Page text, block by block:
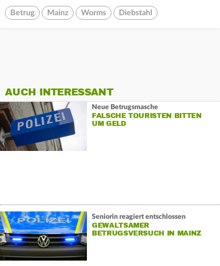
Betrug Mainz Worms Diebstahl
AUCH INTERESSANT
Neue Betrugsmasche
FALSCHE TOURISTEN BITTEN
UM GELD
Seniorin reagiert entschlossen
GEWALTSAMER
BETRUGSVERSUCH IN MAINZ